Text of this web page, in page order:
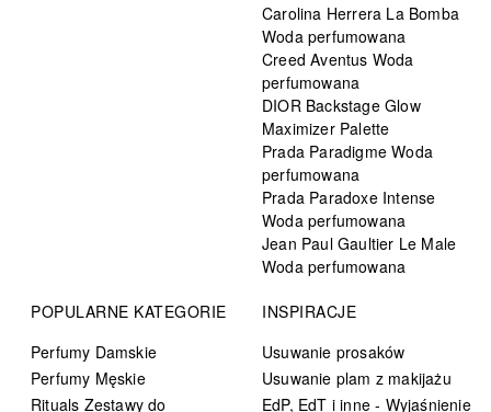
Carolina Herrera La Bomba
Woda perfumowana
Creed Aventus Woda
perfumowana
DIOR Backstage Glow
Maximizer Palette
Prada Paradigme Woda
perfumowana
Prada Paradoxe Intense
Woda perfumowana
Jean Paul Gaultier Le Male
Woda perfumowana
POPULARNE KATEGORIE
Perfumy Damskie
Perfumy Męskie
Rituals Zestawy do
INSPIRACJE
Usuwanie prosaków
Usuwanie plam z makijażu
EdP, EdT i inne - Wyjaśnienie